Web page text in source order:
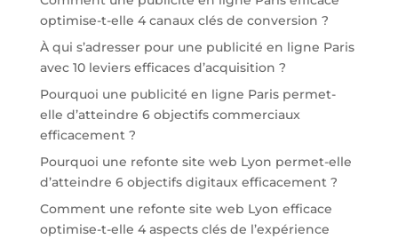
optimise-t-elle 4 canaux clés de conversion ?
À qui s’adresser pour une publicité en ligne Paris
avec 10 leviers efficaces d’acquisition ?
Pourquoi une publicité en ligne Paris permet-
elle d’atteindre 6 objectifs commerciaux
efficacement ?
Pourquoi une refonte site web Lyon permet-elle
d’atteindre 6 objectifs digitaux efficacement ?
Comment une refonte site web Lyon efficace
optimise-t-elle 4 aspects clés de l’expérience